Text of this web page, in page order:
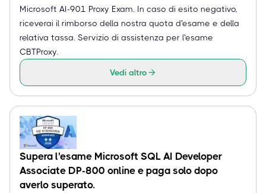
Microsoft AI-901 Proxy Exam. In caso di esito negativo,
riceverai il rimborso della nostra quota d'esame e della
relativa tassa. Servizio di assistenza per l'esame
CBTProxy.
Vedi altro
Supera l'esame Microsoft SQL AI Developer
Associate DP-800 online e paga solo dopo
averlo superato.